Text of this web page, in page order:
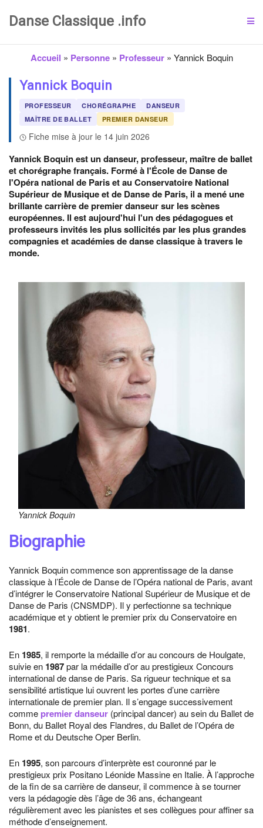
Danse Classique .info
Accueil » Personne» Professeur» Yannick Boquin
Yannick Boquin
PROFESSEUR CHORÉGRAPHE
DANSEUR
MAÎTRE DE BALLET
PREMIER DANSEUR
Fiche mise à jour le 14 juin 2026
Yannick Boquin est un danseur, professeur, maître de ballet
et chorégraphe français. Formé à l'École de Danse de
l'Opéra national de Paris et au Conservatoire National
Supérieur de Musique et de Danse de Paris, il a mené une
brillante carrière de premier danseur sur les scènes
européennes. Il est aujourd'hui l'un des pédagogues et
professeurs invités les plus sollicités par les plus grandes
compagnies et académies de danse classique à travers le
monde.
Yannick Boquin
Biographie
Yannick Boquin commence son apprentissage de la danse
classique à l’École de Danse de l’Opéra national de Paris, avant
d’intégrer le Conservatoire National Supérieur de Musique et de
Danse de Paris (CNSMDP). Il y perfectionne sa technique
académique et y obtient le premier prix du Conservatoire en
1981.
En 1985, il remporte la médaille d’or au concours de Houlgate,
suivie en 1987par la médaille d’or au prestigieux Concours
international de danse de Paris. Sa rigueur technique et sa
sensibilité artistique lui ouvrent les portes d’une carrière
internationale de premier plan. Il s’engage successivement
comme premier danseur (principal dancer) au sein du Ballet de
Bonn, du Ballet Royal des Flandres, du Ballet de l’Opéra de
Rome et du Deutsche Oper Berlin.
En 1995, son parcours d’interprète est couronné par le
prestigieux prix Positano Léonide Massine en Italie. À l’approche
de la fin de sa carrière de danseur, il commence à se tourner
vers la pédagogie dès l’âge de 36 ans, échangeant
régulièrement avec les pianistes et ses collègues pour affiner sa
méthode d’enseignement.